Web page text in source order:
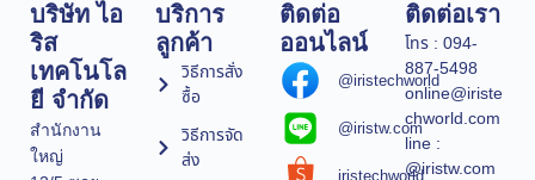
บริษัท ไอ
ริส
เทคโนโล
ยี จำกัด
สำนักงาน
ใหญ่
บริการ
ลูกค้า
วิธีการสั่ง
ซื้อ
วิธีการจัด
ส่ง
ติดต่อ
ออนไลน์
@iristechworld
@iristw.com
ติดต่อเรา
โทร : 094-
887-5498
online@iriste
chworld.com
line :
@iristw.com